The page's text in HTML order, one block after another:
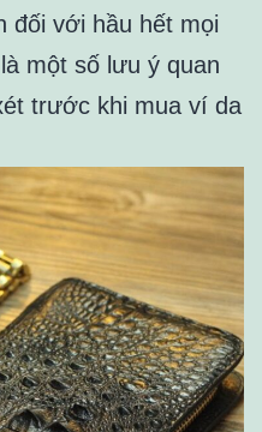
đối với hầu hết mọi
một số lưu ý quan
trước khi mua ví da